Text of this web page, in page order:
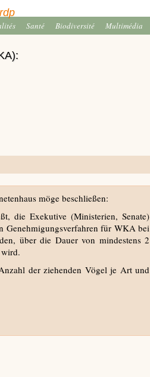
Santé Biodiversité Multimédia
möge beschließen:
die Exekutive (Ministerien, Senate)
Genehmigungsverfahren für WKA bei
über die Dauer von mindestens 2
der ziehenden Vögel je Art und